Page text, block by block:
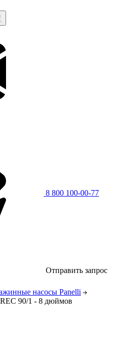
8 800 100-00-77
Отправить запрос
насосы Panelli
90/1 - 8 дюймов